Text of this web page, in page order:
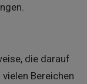
die darauf
Bereichen